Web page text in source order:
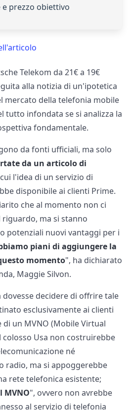
e prezzo obiettivo
Telekom da 21€ a 19€
alla notizia di un'ipotetica
mercato della telefonia mobile
tutto infondata se si analizza la
fondamentale.
da fonti ufficiali, ma solo
da un articolo di
l'idea di un servizio di
disponibile ai clienti Prime.
che al momento non ci
ma si stanno
potenziali nuovi vantaggi per i
piani di aggiungere la
momento", ha dichiarato
Maggie Silvon.
dovesse decidere di offrire tale
esclusivamente ai clienti
di un MVNO (Mobile Virtual
Usa non costruirebbe
né
radio, ma si appoggerebbe
rete telefonica esistente;
MVNO", ovvero non avrebbe
al servizio di telefonia